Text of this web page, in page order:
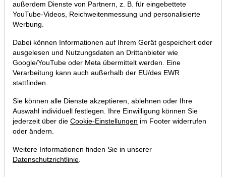
Kurslisten - so kannst du News zu
Einzelwerten einblenden
02.07.2026 um 10:54 Uhr |A. Zehetner
Liebe Trader,
außerdem Dienste von Partnern, z. B. für eingebettete
YouTube-Videos, Reichweitenmessung und personalisierte
Werbung.
Dabei können Informationen auf Ihrem Gerät gespeichert oder
ausgelesen und Nutzungsdaten an Drittanbieter wie
Google/YouTube oder Meta übermittelt werden. Eine
Verarbeitung kann auch außerhalb der EU/des EWR
stattfinden.
Sie können alle Dienste akzeptieren, ablehnen oder Ihre
Auswahl individuell festlegen. Ihre Einwilligung können Sie
jederzeit über die Cookie-Einstellungen im Footer widerrufen
oder ändern.
Weitere Informationen finden Sie in unserer
Datenschutzrichtlinie.